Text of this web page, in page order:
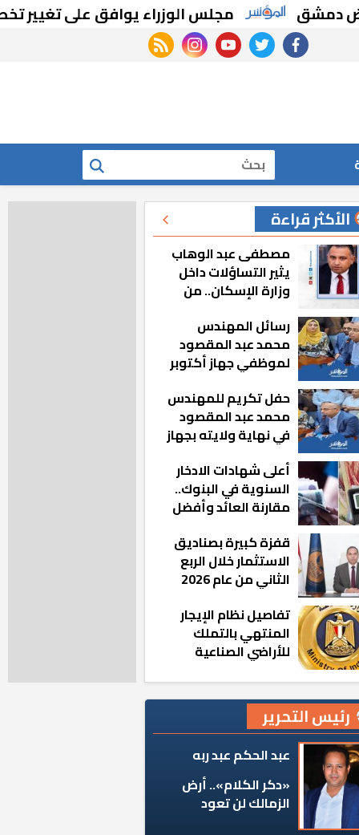
مجلس الوزراء يوافق على تغيير تخصيص
facebook
twitter
youtube
instagram
rss feed
بحث
الأكثر قراءة
مصطفى عبد الوهاب
يثير التساؤلات داخل
وزارة الإسكان.. من
المناصب؟
رسائل المهندس
محمد عبد المقصود
لموظفي جهاز أكتوبر
مشيت والمدينة
رجعت للخلف»
حفل تكريم للمهندس
محمد عبد المقصود
في نهاية ولايته بجهاز
أعلى شهادات الادخار
السنوية في البنوك..
مقارنة العائد وأفضل
قفزة كبيرة بصناديق
الاستثمار خلال الربع
الثاني من عام 2026
تفاصيل نظام الإيجار
المنتهي بالتملك
للأراضي الصناعية
رئيس التحرير
عبد الحكم عبد ربه
«دكر الكلام».. أرض
الزمالك لن تعود